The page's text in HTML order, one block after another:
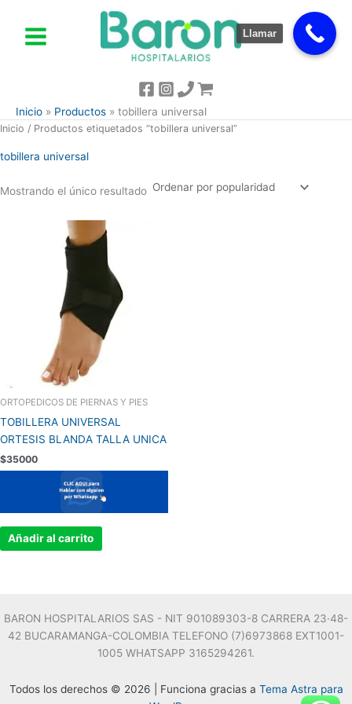
contenido
Inicio Productos tobillera universal
Inicio / Productos etiquetados “tobillera universal”
tobillera universal
Mostrando el único resultado
ORTOPEDICOS DE PIERNAS Y PIES
TOBILLERA UNIVERSAL
ORTESIS BLANDA TALLA UNICA
$35000
Añadir al carrito
BARON HOSPITALARIOS SAS - NIT 901089303-8 CARRERA 23·48-
42 BUCARAMANGA-COLOMBIA TELEFONO (7)6973868 EXT1001-
1005 WHATSAPP 3165294261.
Todos los derechos © 2026 | Funciona gracias a Tema Astra para
Llamar